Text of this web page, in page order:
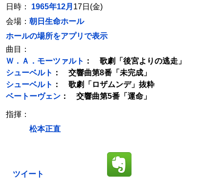
日時： 1965年12月 17日(金)
会場： 朝日生命ホール
ホールの場所をアプリで表示
曲目：
Ｗ．Ａ．モーツァルト ： 歌劇「後宮よりの逃走」
シューベルト ： 交響曲第8番「未完成」
シューベルト ： 歌劇「ロザムンデ」抜粋
ベートーヴェン ： 交響曲第5番「運命」
指揮：
松本正直
ツイート